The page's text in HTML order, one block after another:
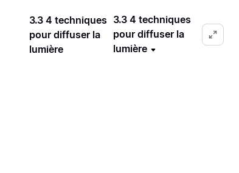
3.3 4 techniques
pour diffuser la
lumière
3.3 4 techniques
pour diffuser la
lumière